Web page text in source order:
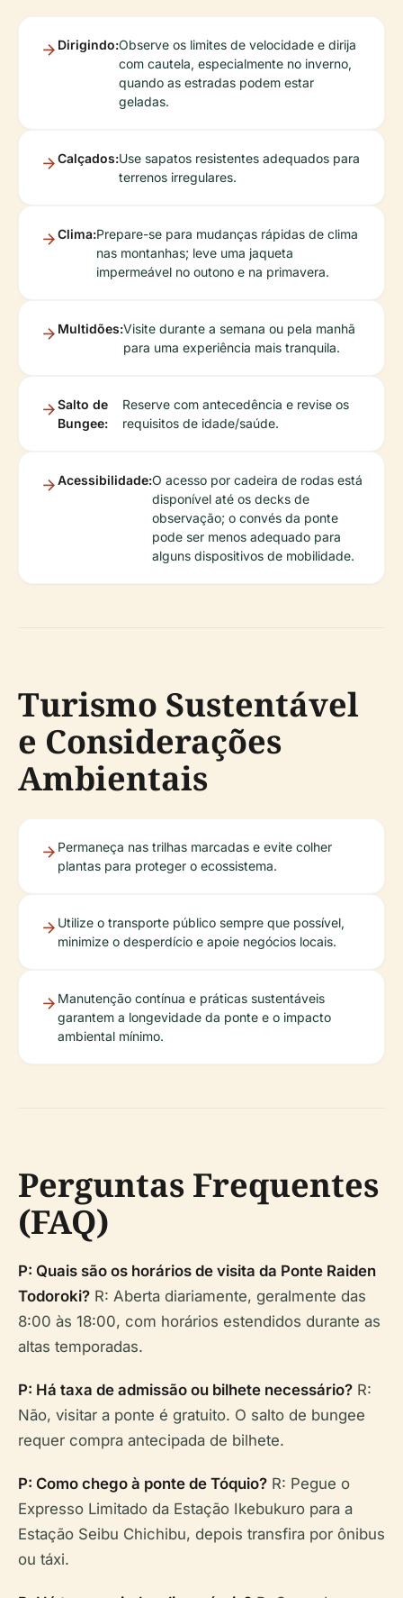
Dirigindo:Observe os limites de velocidade e dirija
com cautela, especialmente no inverno,
quando as estradas podem estar
geladas.
Calçados:Use sapatos resistentes adequados para
terrenos irregulares.
Clima:Prepare-se para mudanças rápidas de clima
nas montanhas; leve uma jaqueta
impermeável no outono e na primavera.
Multidões:Visite durante a semana ou pela manhã
para uma experiência mais tranquila.
Salto de
Bungee:
Reserve com antecedência e revise os
requisitos de idade/saúde.
Acessibilidade:O acesso por cadeira de rodas está
disponível até os decks de
observação; o convés da ponte
pode ser menos adequado para
alguns dispositivos de mobilidade.
Turismo Sustentável
e Considerações
Ambientais
Permaneça nas trilhas marcadas e evite colher
plantas para proteger o ecossistema.
Utilize o transporte público sempre que possível,
minimize o desperdício e apoie negócios locais.
Manutenção contínua e práticas sustentáveis
garantem a longevidade da ponte e o impacto
ambiental mínimo.
Perguntas Frequentes
(FAQ)
P: Quais são os horários de visita da Ponte Raiden
Todoroki? R: Aberta diariamente, geralmente das
8:00 às 18:00, com horários estendidos durante as
altas temporadas.
P: Há taxa de admissão ou bilhete necessário? R:
Não, visitar a ponte é gratuito. O salto de bungee
requer compra antecipada de bilhete.
P: Como chego à ponte de Tóquio? R: Pegue o
Expresso Limitado da Estação Ikebukuro para a
Estação Seibu Chichibu, depois transfira por ônibus
ou táxi.